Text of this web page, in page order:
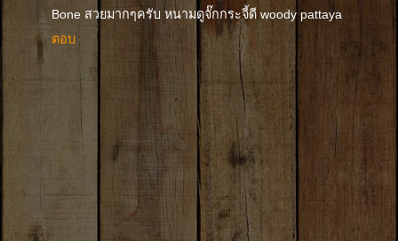
Bone สวยมากๆครับ หนามดูจั๊กกระจี้ดี woody pattaya
ตอบ